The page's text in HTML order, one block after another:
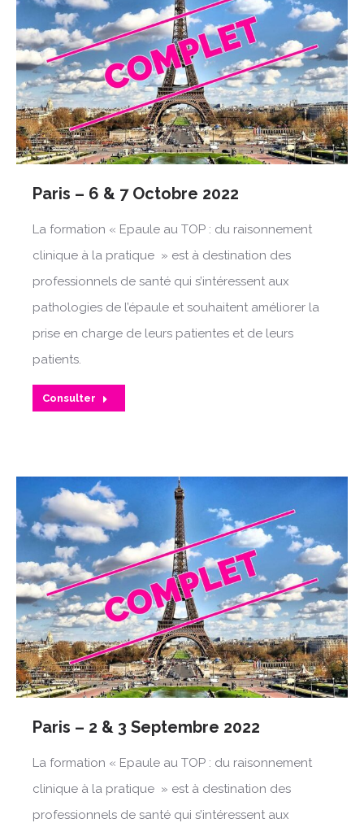
Paris – 6 & 7 Octobre 2022
La formation « Epaule au TOP : du raisonnement
clinique à la pratique » est à destination des
professionnels de santé qui s’intéressent aux
pathologies de l’épaule et souhaitent améliorer la
prise en charge de leurs patientes et de leurs
patients.
Consulter
Paris – 2 & 3 Septembre 2022
La formation « Epaule au TOP : du raisonnement
clinique à la pratique » est à destination des
professionnels de santé qui s’intéressent aux